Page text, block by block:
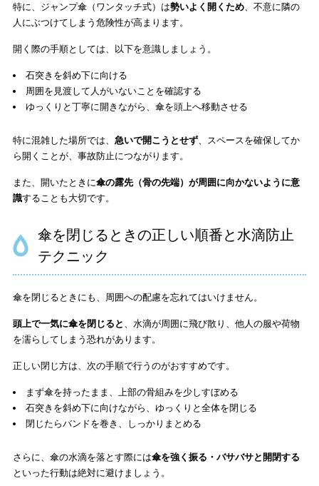
特に、ジャンプ傘（ワンタッチ式）は勢いよく開くため、不意に隣の
人にぶつけてしまう危険性が高まります。
開く際の手順としては、以下を意識しましょう。
石突きを斜め下に向ける
周囲を見渡して人がいないことを確認する
ゆっくりと丁寧に開きながら、傘を頭上へ移動させる
特に混雑した場所では、 急いで開こうとせず、スペースを確保してか
ら開くことが、事故防止につながります。
また、開いたときに傘の露先（骨の先端）が周囲に向かないように意
識することも大切です。
傘を閉じるときの正しい順番と水滴防止
テクニック
傘を閉じるときにも、周囲への配慮を忘れてはいけません。
頭上で一気に傘を閉じると
、水滴が周囲に飛び散り、他人の服や荷物
を濡らしてしまう恐れがあります。
正しい閉じ方は、次の手順で行うのがおすすめです。
まず傘を持ったまま、上部の骨組みを少しすぼめる
石突きを斜め下に向けながら、ゆっくりと全体を閉じる
閉じたらバンドを巻き、しっかりまとめる
さらに、傘の水滴を落とす際には傘を強く振る・バサバサと開閉する
といった行動は絶対に避けましょう。